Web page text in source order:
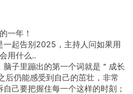
一年！
一起告别2025，主持人问如果用
用什么..
子里蹦出的第一个词就是＂成长
后仍能感受到自己的茁壮，非常
己要把握住每一个这样的时刻；